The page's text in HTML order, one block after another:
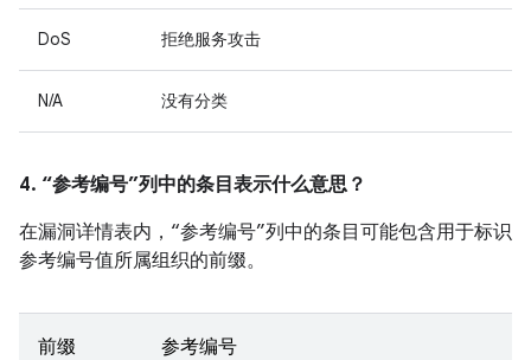
DoS 拒绝服务攻击
N/A 没有分类
4. “参考编号”列中的条目表示什么意思？
在漏洞详情表内，“参考编号”列中的条目可能包含用于标识
参考编号值所属组织的前缀。
前缀 参考编号